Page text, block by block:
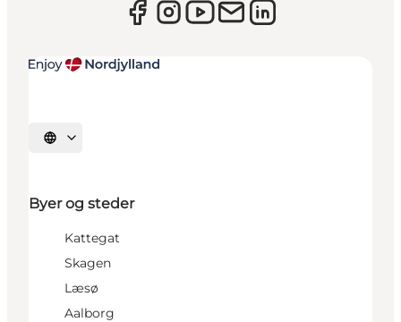
Vælg sprog
Byer og steder
Kattegat
Skagen
Læsø
Aalborg